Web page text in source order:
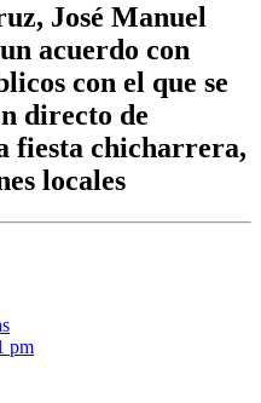
José Manuel
acuerdo con
con el que se
directo de
fiesta chicharrera,
locales
pm